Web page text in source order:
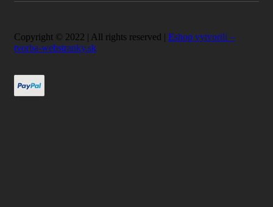
Copyright © 2022 | All rights reserved | Eshop vytvorili –
tvorba-webstranky.sk